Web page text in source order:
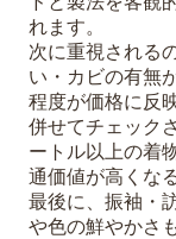
れます。
次に重視される
い・カビの有無
程度が価格に反
併せてチェック
ートル以上の着
通価値が高くな
最後に、振袖・
や色の鮮やかさ